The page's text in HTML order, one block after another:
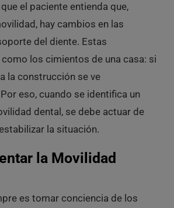
el paciente entienda que,
hay cambios en las
del diente. Estas
los cimientos de una casa: si
la construcción se ve
eso, cuando se identifica un
dental, se debe actuar de
la situación.
la Movilidad
es tomar conciencia de los